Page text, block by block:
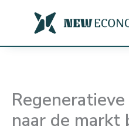
de
naar de markt